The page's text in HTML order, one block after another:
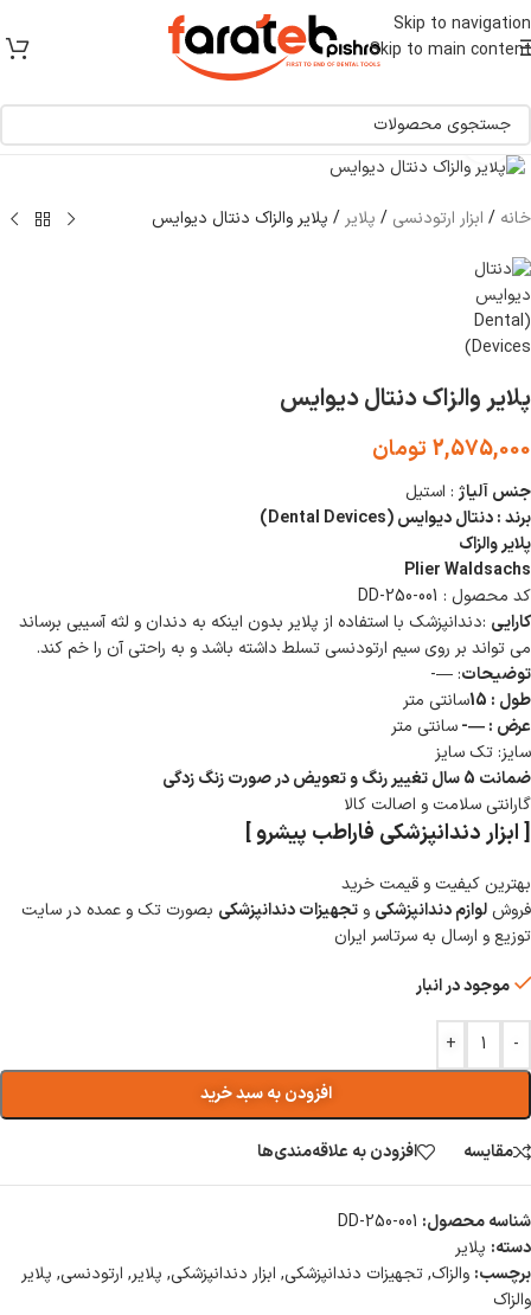
Skip to navigation
Skip to main content
برای بزرگنمایی کلیک کنید
خانه / ابزار ارتودنسی / پلایر / پلایر والزاک دنتال دیوایس
پلایر والزاک دنتال دیوایس
2,575,000 تومان
جنس آلیاژ : استیل
برند : دنتال دیوایس (Dental Devices)
پلایر والزاک
Plier Waldsachs
کد محصول : DD-250-001
کارایی :دندانپزشک با استفاده از پلایر بدون اینکه به دندان و لثه آسیبی برساند
می تواند بر روی سیم ارتودنسی تسلط داشته باشد و به راحتی آن را خم کند.
توضیحات: —-
طول : 15
سانتی متر
عرض : —-سانتی متر
سایز: تک سایز
ضمانت 5 سال تغییر رنگ و تعویض در صورت زنگ زدگی
گارانتی سلامت و اصالت کالا
[ ابزار دندانپزشکی فاراطب پیشرو ]
بهترین کیفیت و قیمت خرید
فروش لوازم دندانپزشکی و تجهیزات دندانپزشکی بصورت تک و عمده در سایت
توزیع و ارسال به سرتاسر ایران
موجود در انبار
-
+
افزودن به سبد خرید
مقایسه افزودن به علاقه‌مندی‌ها
شناسه محصول: DD-250-001
دسته: پلایر
برچسب: والزاک,تجهیزات دندانپزشکی, ابزار دندانپزشکی, پلایر, ارتودنسی, پلایر
والزاک